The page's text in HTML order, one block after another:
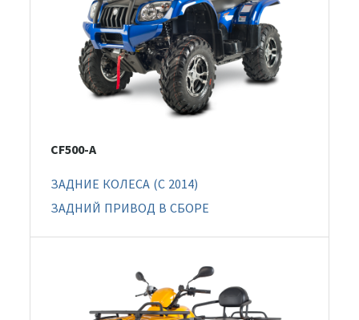
CF500-A
ЗАДНИЕ КОЛЕСА (C 2014)
ЗАДНИЙ ПРИВОД В СБОРЕ